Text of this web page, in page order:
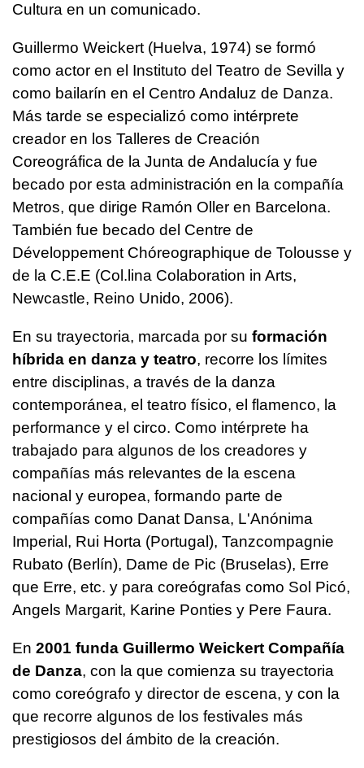
Cultura en un comunicado.
Guillermo Weickert (Huelva, 1974) se formó
como actor en el Instituto del Teatro de Sevilla y
como bailarín en el Centro Andaluz de Danza.
Más tarde se especializó como intérprete
creador en los Talleres de Creación
Coreográfica de la Junta de Andalucía y fue
becado por esta administración en la compañía
Metros, que dirige Ramón Oller en Barcelona.
También fue becado del Centre de
Développement Chóreographique de Tolousse y
de la C.E.E (Col.lina Colaboration in Arts,
Newcastle, Reino Unido, 2006).
En su trayectoria, marcada por su formación
híbrida en danza y teatro, recorre los límites
entre disciplinas, a través de la danza
contemporánea, el teatro físico, el flamenco, la
performance y el circo. Como intérprete ha
trabajado para algunos de los creadores y
compañías más relevantes de la escena
nacional y europea, formando parte de
compañías como Danat Dansa, L'Anónima
Imperial, Rui Horta (Portugal), Tanzcompagnie
Rubato (Berlín), Dame de Pic (Bruselas), Erre
que Erre, etc. y para coreógrafas como Sol Picó,
Angels Margarit, Karine Ponties y Pere Faura.
En 2001 funda Guillermo Weickert Compañía
de Danza, con la que comienza su trayectoria
como coreógrafo y director de escena, y con la
que recorre algunos de los festivales más
prestigiosos del ámbito de la creación.